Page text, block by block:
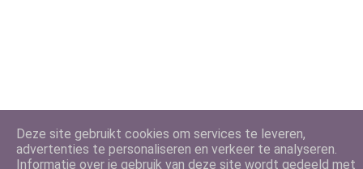
Deze site gebruikt cookies om services te leveren,
advertenties te personaliseren en verkeer te analyseren.
Informatie over je gebruik van deze site wordt gedeeld met